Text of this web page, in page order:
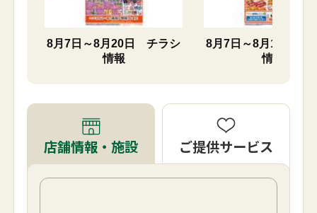
8月7日～8月20日 チラシ
情報
8月7日～8月16日
情報
店舗情報・施設 ご提供サービス